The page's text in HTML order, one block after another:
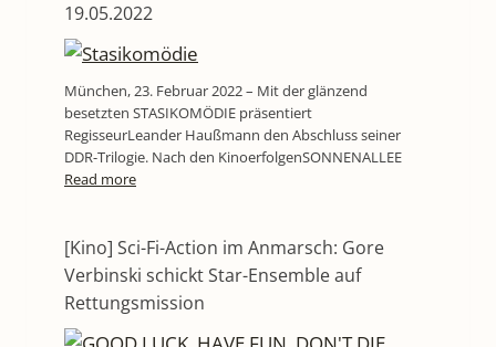
19.05.2022
München, 23. Februar 2022 – Mit der glänzend
besetzten STASIKOMÖDIE präsentiert
RegisseurLeander Haußmann den Abschluss seiner
DDR-Trilogie. Nach den KinoerfolgenSONNENALLEE
Read more
[Kino] Sci-Fi-Action im Anmarsch: Gore
Verbinski schickt Star-Ensemble auf
Rettungsmission